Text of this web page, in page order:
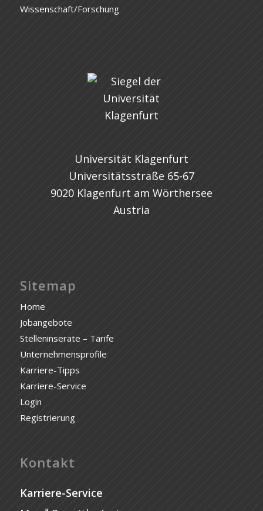
Wissenschaft/Forschung
Universität Klagenfurt
Universitätsstraße 65-67
9020 Klagenfurt am Wörthersee
Austria
Sitemap
Home
Jobangebote
Stelleninserate – Tarife
Unternehmensprofile
Karriere-Tipps
Karriere-Service
Login
Registrierung
Kontakt
Karriere-Service